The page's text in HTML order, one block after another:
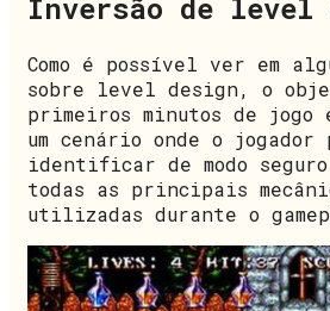
Inversão de level
Como é possível ver em
sobre level design, o
primeiros minutos de jogo
um cenário onde o jogador
identificar de modo
todas as principais
utilizadas durante o